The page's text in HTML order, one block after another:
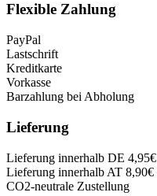
Flexible Zahlung
PayPal
Lastschrift
Kreditkarte
Vorkasse
Barzahlung bei Abholung
Lieferung
Lieferung innerhalb DE 4,95€
Lieferung innerhalb AT 8,90€
CO2-neutrale Zustellung